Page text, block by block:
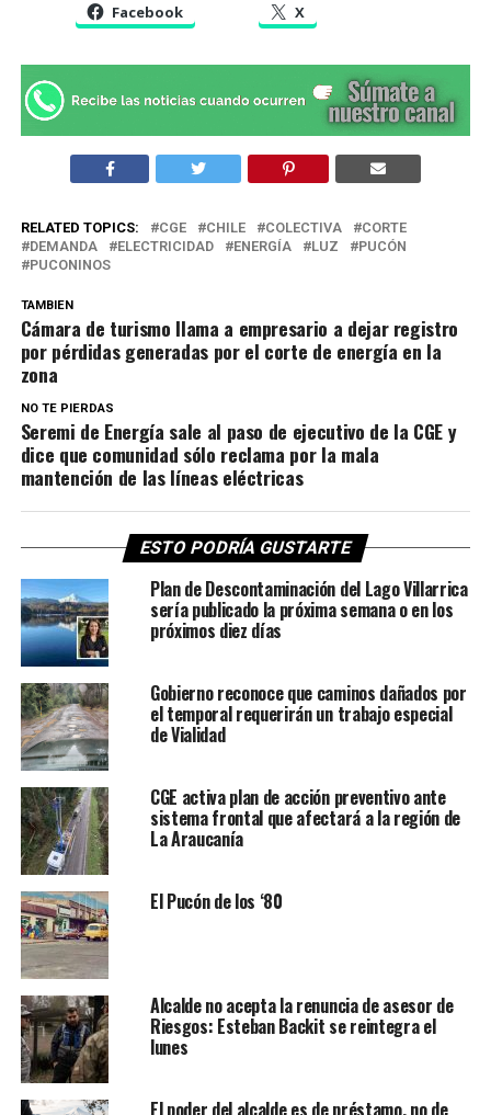
Facebook X
RELATED TOPICS: CGE CHILE COLECTIVA
CORTE
DEMANDA
ELECTRICIDAD ENERGÍA LUZ
PUCÓN
PUCONINOS
TAMBIEN
Cámara de turismo llama a empresario a dejar registro
por pérdidas generadas por el corte de energía en la
zona
NO TE PIERDAS
Seremi de Energía sale al paso de ejecutivo de la CGE y
dice que comunidad sólo reclama por la mala
mantención de las líneas eléctricas
ESTO PODRÍA GUSTARTE
Plan de Descontaminación del Lago Villarrica
sería publicado la próxima semana o en los
próximos diez días
Gobierno reconoce que caminos dañados por
el temporal requerirán un trabajo especial
de Vialidad
CGE activa plan de acción preventivo ante
sistema frontal que afectará a la región de
La Araucanía
El Pucón de los ‘80
Alcalde no acepta la renuncia de asesor de
Riesgos: Esteban Backit se reintegra el
lunes
El poder del alcalde es de préstamo, no de